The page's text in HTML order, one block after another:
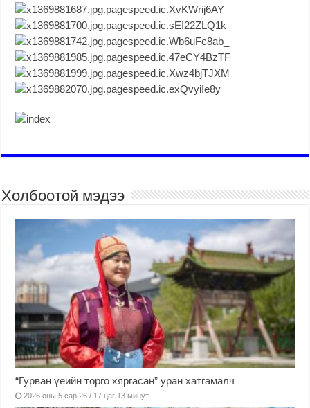
Холбоотой мэдээ
“Гурван үеийн торго хяргасан” уран хатгамалч
2026 оны 5 сар 26 / 17 цаг 13 минут